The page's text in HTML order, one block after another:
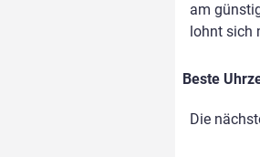
am
lohnt sich
Beste
Die